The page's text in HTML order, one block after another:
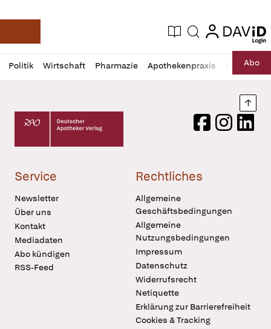
Deutsche Apotheker Zeitung
Aktuelle Ausgabe
Suche login
login
Politik Wirtschaft Pharmazie Apothekenpraxis RechtAbo
Profil
öffnen
Daz
Pur
Deutscher Apotheker Verlag Logo
FacebookInstagram
Service
Newsletter
Über uns
Kontakt
Mediadaten
Abo kündigen
RSS-Feed
Rechtliches
Allgemeine
Geschäftsbedingungen
Allgemeine
Nutzungsbedingungen
Impressum
Datenschutz
Widerrufsrecht
Netiquette
Erklärung zur Barrierefreiheit
Cookies & Tracking